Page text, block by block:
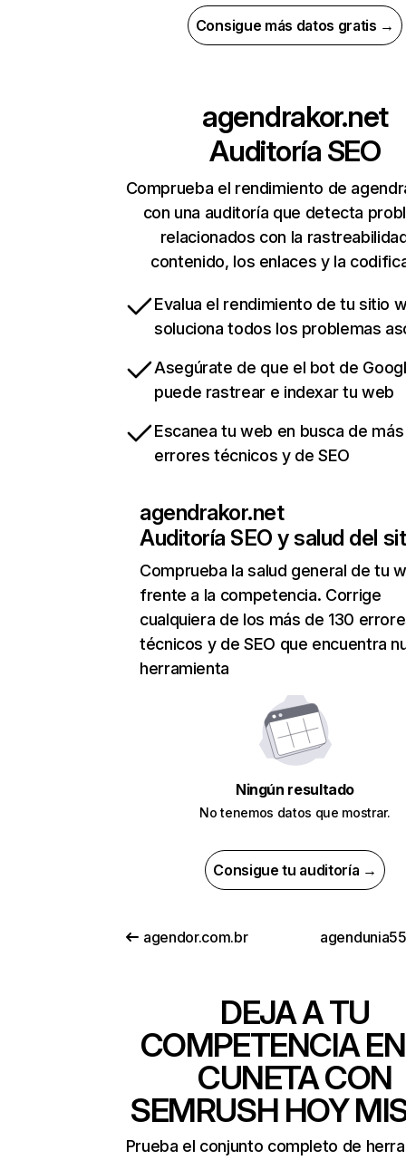
Consigue más datos gratis →
agendrakor.net
Auditoría SEO
Comprueba el rendimiento de
con una auditoría que detecta
relacionados con la
contenido, los enlaces y la
Evalua el rendimiento de tu sitio
soluciona todos los problemas
Asegúrate de que el bot de
puede rastrear e indexar tu web
Escanea tu web en busca de
errores técnicos y de SEO
agendrakor.net
Auditoría SEO y salud del
Comprueba la salud general de tu
frente a la competencia. Corrige
cualquiera de los más de 130
técnicos y de SEO que encuentra
herramienta
Ningún resultado
No tenemos datos que mostrar.
Consigue tu auditoría →
agendor.com.br
DEJA A TU
COMPETENCIA
CUNETA CON
SEMRUSH HOY
Prueba el conjunto completo de